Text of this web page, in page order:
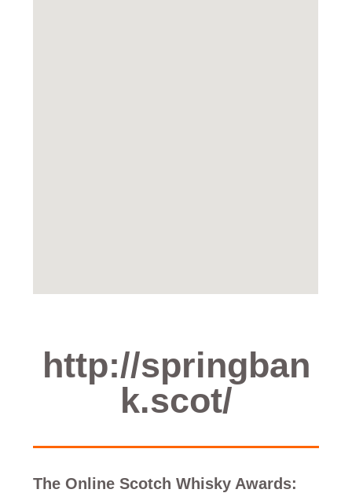
http://springban
k.scot/
The Online Scotch Whisky Awards: